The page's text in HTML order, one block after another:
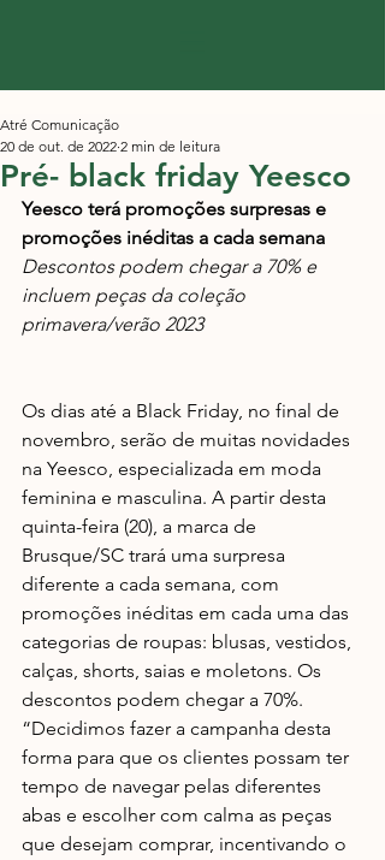
Pré- black friday Yeesco
Atré Comunicação
20 de out. de 2022 2 min de leitura
Yeesco terá promoções surpresas e
promoções inéditas a cada semana
Descontos podem chegar a 70% e
incluem peças da coleção
primavera/verão 2023
Os dias até a Black Friday, no final de
novembro, serão de muitas novidades
na Yeesco, especializada em moda
feminina e masculina. A partir desta
quinta-feira (20), a marca de
Brusque/SC trará uma surpresa
diferente a cada semana, com
promoções inéditas em cada uma das
categorias de roupas: blusas, vestidos,
calças, shorts, saias e moletons. Os
descontos podem chegar a 70%.
“Decidimos fazer a campanha desta
forma para que os clientes possam ter
tempo de navegar pelas diferentes
abas e escolher com calma as peças
que desejam comprar, incentivando o